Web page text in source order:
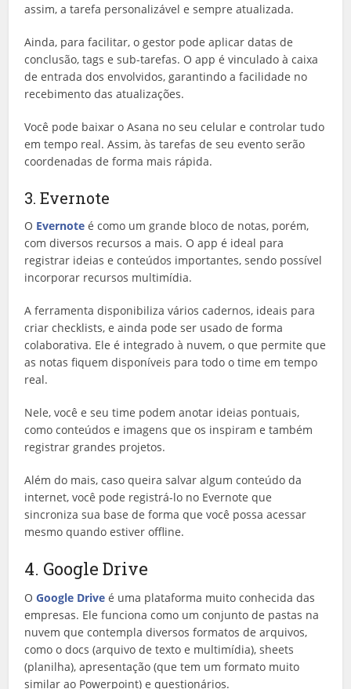
assim, a tarefa personalizável e sempre atualizada.
Ainda, para facilitar, o gestor pode aplicar datas de
conclusão, tags e sub-tarefas. O app é vinculado à caixa
de entrada dos envolvidos, garantindo a facilidade no
recebimento das atualizações.
Você pode baixar o Asana no seu celular e controlar tudo
em tempo real. Assim, às tarefas de seu evento serão
coordenadas de forma mais rápida.
3. Evernote
O Evernoteé como um grande bloco de notas, porém,
com diversos recursos a mais. O app é ideal para
registrar ideias e conteúdos importantes, sendo possível
incorporar recursos multimídia.
A ferramenta disponibiliza vários cadernos, ideais para
criar checklists, e ainda pode ser usado de forma
colaborativa. Ele é integrado à nuvem, o que permite que
as notas fiquem disponíveis para todo o time em tempo
real.
Nele, você e seu time podem anotar ideias pontuais,
como conteúdos e imagens que os inspiram e também
registrar grandes projetos.
Além do mais, caso queira salvar algum conteúdo da
internet, você pode registrá-lo no Evernote que
sincroniza sua base de forma que você possa acessar
mesmo quando estiver offline.
4. Google Drive
OGoogle Drive é uma plataforma muito conhecida das
empresas. Ele funciona como um conjunto de pastas na
nuvem que contempla diversos formatos de arquivos,
como o docs (arquivo de texto e multimídia), sheets
(planilha), apresentação (que tem um formato muito
similar ao Powerpoint) e questionários.